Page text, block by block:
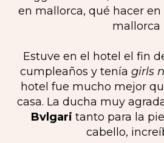
Estuve en el hotel el fin
cumpleaños y tenía girls
hotel fue mucho mejor
casa. La ducha muy
Bvlgari tanto para la
cabello,